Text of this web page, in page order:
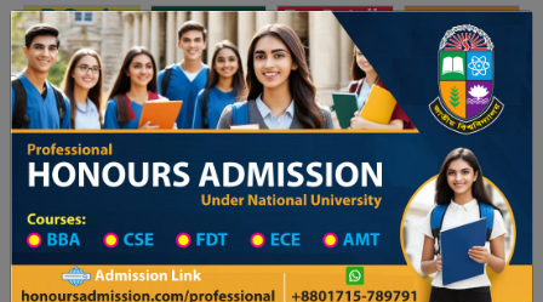
Toggle navigation অনার্স ভর্তি প্রফেশনাল অনার্স
Updates
বিজ্ঞপ্তি ঢাকা বিশ্ববিদ্যালয় ২০২৫-২৬ শিক্ষাবর্ষে আন্ডারগ্র্যাজুয়েট প্রোগ্রামে ভর্তি বিজ্ঞপ্তি প্রকাশ
Division List
Primary School District Wise
Primary School in শ্রীপুর